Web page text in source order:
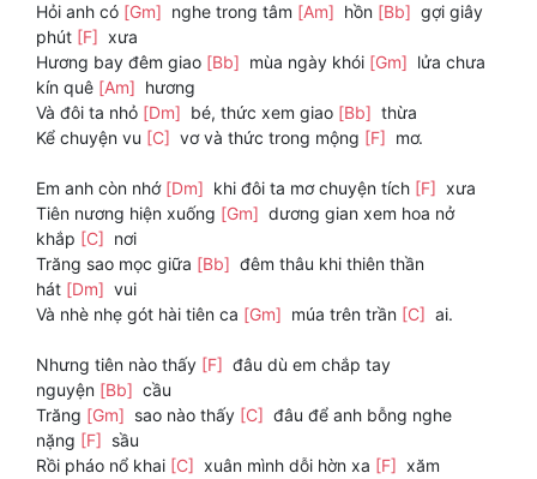
Hỏi anh có [Gm] nghe trong tâm [Am] hồn [Bb] gợi giây
phút [F] xưa
Hương bay đêm giao [Bb] mùa ngày khói [Gm] lửa chưa
kín quê [Am] hương
Và đôi ta nhỏ [Dm] bé, thức xem giao [Bb] thừa
Kể chuyện vu [C] vơ và thức trong mộng [F] mơ.
Em anh còn nhớ [Dm] khi đôi ta mơ chuyện tích [F] xưa
Tiên nương hiện xuống [Gm] dương gian xem hoa nở
khắp [C] nơi
Trăng sao mọc giữa [Bb] đêm thâu khi thiên thần
hát [Dm] vui
Và nhè nhẹ gót hài tiên ca [Gm] múa trên trần [C] ai.
Nhưng tiên nào thấy [F] đâu dù em chắp tay
nguyện [Bb] cầu
Trăng [Gm] sao nào thấy [C] đâu để anh bỗng nghe
nặng [F] sầu
Rồi pháo nổ khai [C] xuân mình dỗi hờn xa [F] xăm